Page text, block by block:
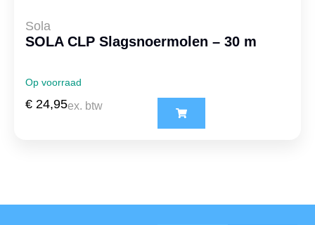
Sola
SOLA CLP Slagsnoermolen – 30 m
Op voorraad
€ 24,95ex. btw